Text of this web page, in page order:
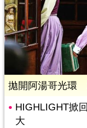
拋開阿湯哥光環
HIGHLIGHT掀
大